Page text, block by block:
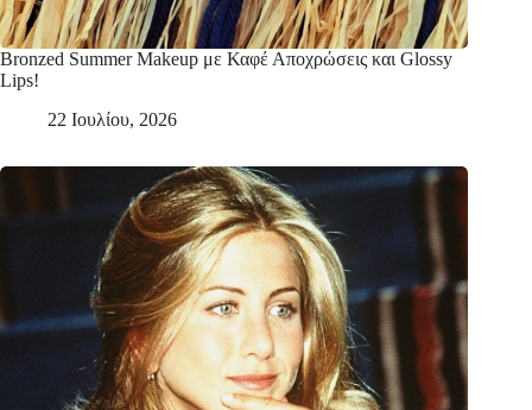
Bronzed Summer Makeup με Καφέ Αποχρώσεις και Glossy
Lips!
22 Ιουλίου, 2026